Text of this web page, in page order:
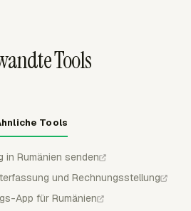
Tools
Tools
in Rumänien senden
und Rechnungsstellung
App für Rumänien